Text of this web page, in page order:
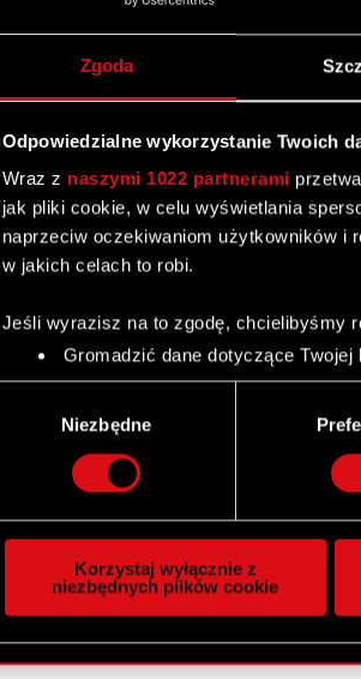
Zgoda
Odpowiedzialne wykorzystanie Twoich
Wraz z naszymi 1022 partnerami
jak pliki cookie, w celu wyświetlania
naprzeciw oczekiwaniom użytkowników i
w jakich celach to robi.
Jeśli wyrazisz na to zgodę, chcielibyśmy
Gromadzić dane dotyczące
Identyfikować Twoje urządzenie,
Dowiedz się więcej odnośnie tego, jak
szczegółów . W Deklaracji plików cookie
Wykorzystujemy pliki cookie do
społecznościowym, reklamowym i
otrzymanymi od Ciebie lub uzyskanymi
zgadasz się na używanie plików cookie.
Niezbędne
Korzystaj wyłącznie z
niezbędnych plików cookie
Produkty